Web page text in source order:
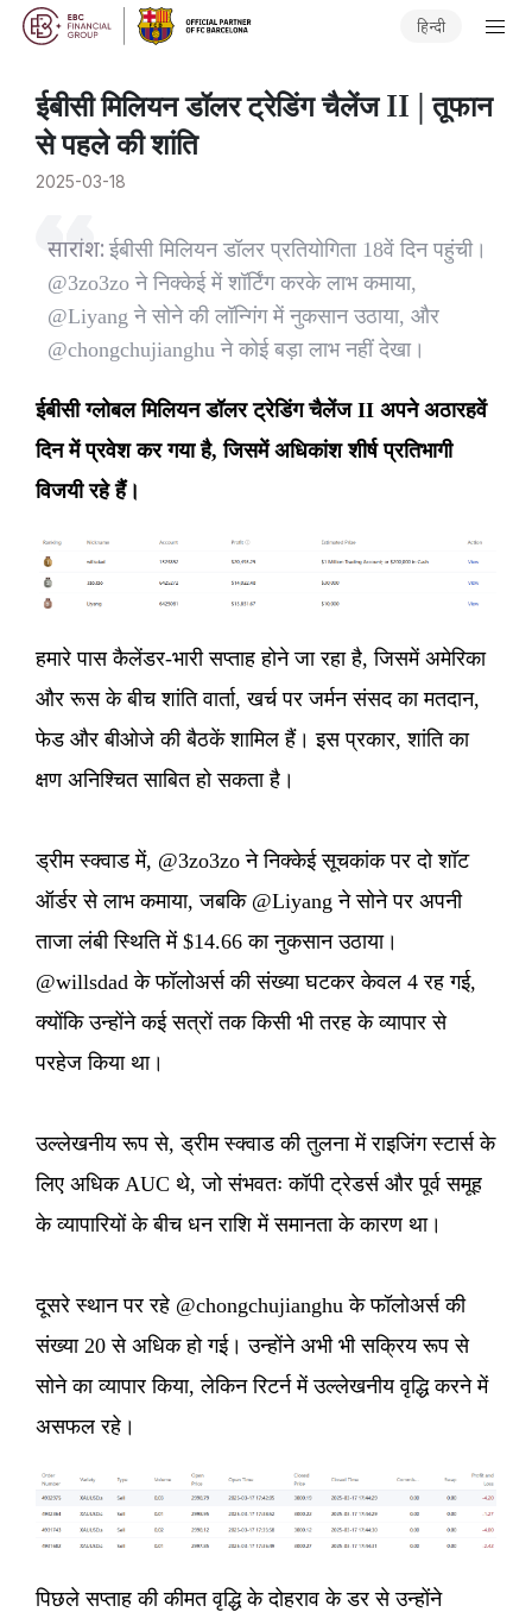
हिन्दी
​ईबीसी मिलियन डॉलर ट्रेडिंग चैलेंज II | तूफान
से पहले की शांति
2025-03-18
सारांश: ईबीसी मिलियन डॉलर प्रतियोगिता 18वें दिन पहुंची।
@3zo3zo ने निक्केई में शॉर्टिंग करके लाभ कमाया,
@Liyang ने सोने की लॉन्गिंग में नुकसान उठाया, और
@chongchujianghu ने कोई बड़ा लाभ नहीं देखा।
ईबीसी ग्लोबल मिलियन डॉलर ट्रेडिंग चैलेंज II अपने अठारहवें
दिन में प्रवेश कर गया है, जिसमें अधिकांश शीर्ष प्रतिभागी
विजयी रहे हैं।
हमारे पास कैलेंडर-भारी सप्ताह होने जा रहा है, जिसमें अमेरिका
और रूस के बीच शांति वार्ता, खर्च पर जर्मन संसद का मतदान,
फेड और बीओजे की बैठकें शामिल हैं। इस प्रकार, शांति का
क्षण अनिश्चित साबित हो सकता है।
ड्रीम स्क्वाड में, @3zo3zo ने निक्केई सूचकांक पर दो शॉट
ऑर्डर से लाभ कमाया, जबकि @Liyang ने सोने पर अपनी
ताजा लंबी स्थिति में $14.66 का नुकसान उठाया।
@willsdad के फॉलोअर्स की संख्या घटकर केवल 4 रह गई,
क्योंकि उन्होंने कई सत्रों तक किसी भी तरह के व्यापार से
परहेज किया था।
उल्लेखनीय रूप से, ड्रीम स्क्वाड की तुलना में राइजिंग स्टार्स के
लिए अधिक AUC थे, जो संभवतः कॉपी ट्रेडर्स और पूर्व समूह
के व्यापारियों के बीच धन राशि में समानता के कारण था।
दूसरे स्थान पर रहे @chongchujianghu के फॉलोअर्स की
संख्या 20 से अधिक हो गई। उन्होंने अभी भी सक्रिय रूप से
सोने का व्यापार किया, लेकिन रिटर्न में उल्लेखनीय वृद्धि करने में
असफल रहे।
पिछले सप्ताह की कीमत वृद्धि के दोहराव के डर से उन्होंने